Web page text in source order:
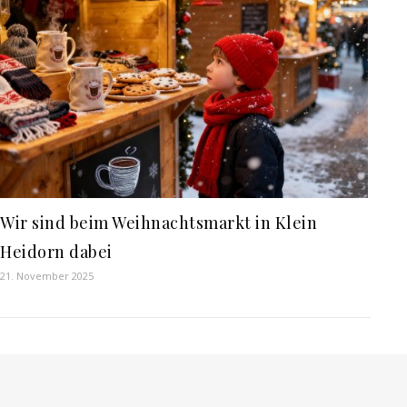
Wir sind beim Weihnachtsmarkt in Klein
Heidorn dabei
21. November 2025